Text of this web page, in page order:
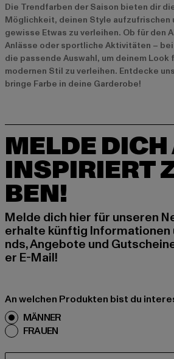
Die Trendfarben der Saison bieten dir
Möglichkeit, deinen Style aufzufrischen
gewisse Etwas zu verleihen. Ob für den
Anlässe oder sportliche Aktivitäten –
die passende Auswahl, um deinem Look
modernen Stil zu verleihen. Entdecke
bringe Farbe in deine Garderobe!
MELDE
INSPIRIERT
BEN!
Melde dich hier für unseren
erhalte künftig Informationen
nds, Angebote und
er E-Mail!
An welchen Produkten bist du
MÄNNER
FRAUEN